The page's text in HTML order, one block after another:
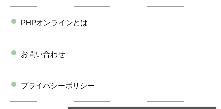
PHPオンラインとは
お問い合わせ
プライバシーポリシー